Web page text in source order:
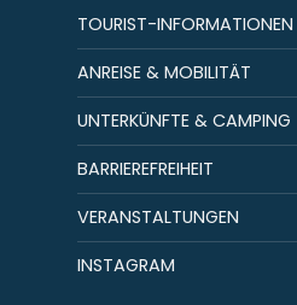
TOURIST-INFORMATIONEN
ANREISE & MOBILITÄT
UNTERKÜNFTE & CAMPING
BARRIEREFREIHEIT
VERANSTALTUNGEN
INSTAGRAM